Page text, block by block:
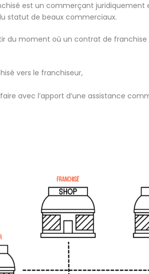
est un commerçant
statut de beaux commerciaux.
du moment où un contrat de
vers le franchiseur,
avec l’apport d’une assistance